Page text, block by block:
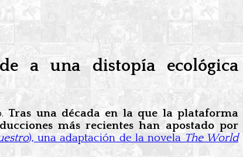
a una distopía ecológica
Tras una década en la que la plataforma
más recientes han apostado por
), una adaptación de la novela The World